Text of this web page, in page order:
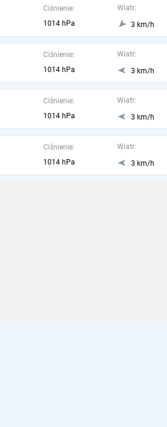
Ciśnienie:
1014 hPa
Wiatr:
3 km/h
Ciśnienie:
1014 hPa
Wiatr:
3 km/h
Ciśnienie:
1014 hPa
Wiatr:
3 km/h
Ciśnienie:
1014 hPa
Wiatr:
3 km/h